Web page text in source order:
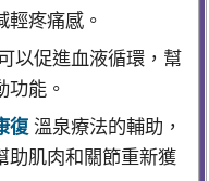
疼痛感。
以促進血液循環，幫
能。
復溫泉療法的輔助，
助肌肉和關節重新獲